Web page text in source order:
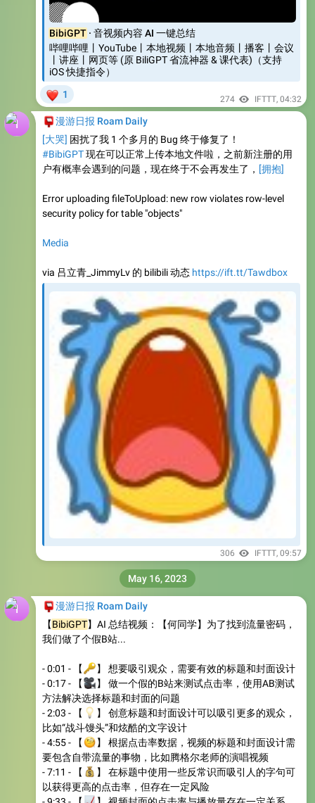
BibiGPT · 音视频内容 AI 一键总结
哔哩哔哩丨YouTube丨本地视频丨本地音频丨播客丨会议
丨讲座丨网页等 (原 BiliGPT 省流神器 & 课代表)（支持
iOS 快捷指令）
1 274 IFTTT, 04:32
漫游日报 Roam Daily
[大哭] 困扰了我 1 个多月的 Bug 终于修复了！
#BibiGPT现在可以正常上传本地文件啦，之前新注册的用
户有概率会遇到的问题，现在终于不会再发生了， [拥抱]
Error uploading fileToUpload: new row violates row-level
security policy for table "objects"
Media
via 吕立青_JimmyLv 的 bilibili 动态 https://ift.tt/Tawdbox
306 IFTTT, 09:57
漫游日报 Roam Daily
【BibiGPT】AI 总结视频：【何同学】为了找到流量密码，
我们做了个假B站...
- 0:01 - 【
】 想要吸引观众，需要有效的标题和封面设计
- 0:17 - 【
】 做一个假的B站来测试点击率，使用AB测试
方法解决选择标题和封面的问题
- 2:03 - 【
】 创意标题和封面设计可以吸引更多的观众，
比如“战斗馒头”和炫酷的文字设计
- 4:55 - 【
】 根据点击率数据，视频的标题和封面设计需
要包含自带流量的事物，比如腾格尔老师的演唱视频
- 7:11 - 【
】 在标题中使用一些反常识而吸引人的字句可
以获得更高的点击率，但存在一定风险
May 16, 2023